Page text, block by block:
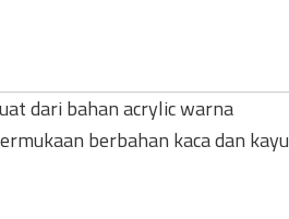
dari bahan acrylic warna
berbahan kaca dan kayu